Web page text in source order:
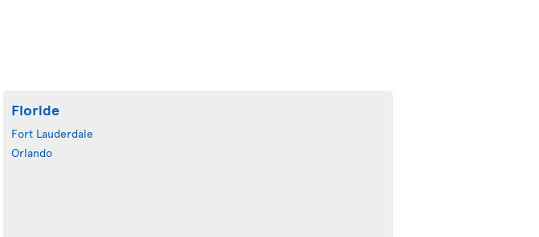
Floride
Fort Lauderdale
Orlando